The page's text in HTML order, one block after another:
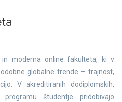
in moderna online fakulteta, ki v
globalne trende – trajnost,
V akreditiranih dodiplomskih,
študentje pridobivajo